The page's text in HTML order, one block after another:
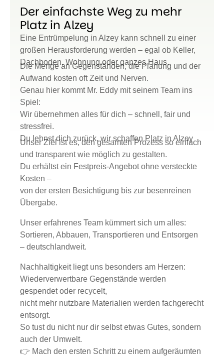
Der einfachste Weg zu mehr
Platz in Alzey
Eine Entrümpelung in Alzey kann schnell zu einer
großen Herausforderung werden – egal ob Keller,
Dachboden, Wohnung oder ganzes Haus.
Die Menge an Gegenständen, die Planung und der
Aufwand kosten oft Zeit und Nerven.
Genau hier kommt Mr. Eddy mit seinem Team ins
Spiel:
Wir übernehmen alles für dich – schnell, fair und
stressfrei.
Du lehnst dich zurück, wir schaffen Platz in Alzey
Unser Ziel ist es, den gesamten Prozess so einfach
und transparent wie möglich zu gestalten.
Du erhältst ein Festpreis-Angebot ohne versteckte
Kosten –
von der ersten Besichtigung bis zur besenreinen
Übergabe.
Unser erfahrenes Team kümmert sich um alles:
Sortieren, Abbauen, Transportieren und Entsorgen
– deutschlandweit.
Nachhaltigkeit liegt uns besonders am Herzen:
Wiederverwertbare Gegenstände werden
gespendet oder recycelt,
nicht mehr nutzbare Materialien werden fachgerecht
entsorgt.
So tust du nicht nur dir selbst etwas Gutes, sondern
auch der Umwelt.
👉 Mach den ersten Schritt zu einem aufgeräumten